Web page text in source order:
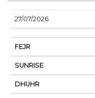
27/07/2026